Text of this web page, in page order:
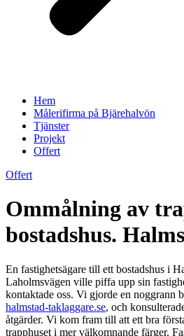
Hem
Målerifirma på Bjärehalvön
Tjänster
Projekt
Offert
Offert
Ommålning av
bostadshus.
En fastighetsägare till ett bostadshus i
Laholmsvägen ville piffa upp sin
kontaktade oss. Vi gjorde en noggrann
halmstad-taklaggare.se, och
åtgärder. Vi kom fram till att ett bra
trapphuset i mer välkomnande färger.